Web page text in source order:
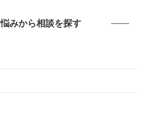
みから相談を探す